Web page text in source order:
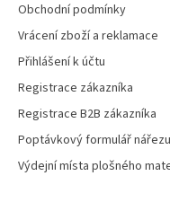
Obchodní podmínky
Vrácení zboží a reklamace
Přihlášení k účtu
Registrace zákazníka
Registrace B2B zákazníka
Poptávkový formulář nářezu
Výdejní místa plošného